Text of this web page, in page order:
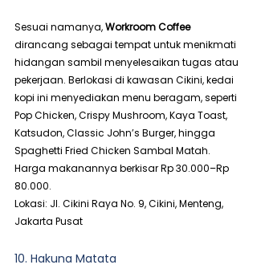
Sesuai namanya, Workroom Coffee
dirancang sebagai tempat untuk menikmati
hidangan sambil menyelesaikan tugas atau
pekerjaan. Berlokasi di kawasan Cikini, kedai
kopi ini menyediakan menu beragam, seperti
Pop Chicken, Crispy Mushroom, Kaya Toast,
Katsudon, Classic John’s Burger, hingga
Spaghetti Fried Chicken Sambal Matah.
Harga makanannya berkisar Rp 30.000–Rp
80.000.
Lokasi: Jl. Cikini Raya No. 9, Cikini, Menteng,
Jakarta Pusat
10. Hakuna Matata